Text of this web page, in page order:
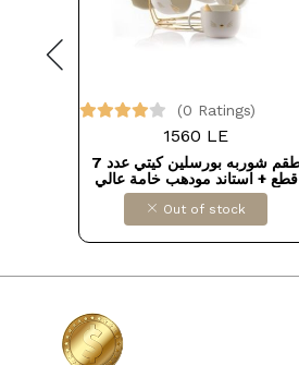
(0 Ratings)
1560 LE
طقم شوربه بورسلين كيتي عدد 7
قطع + استاند مودهب خامة عالي
الجودة
Out of stock